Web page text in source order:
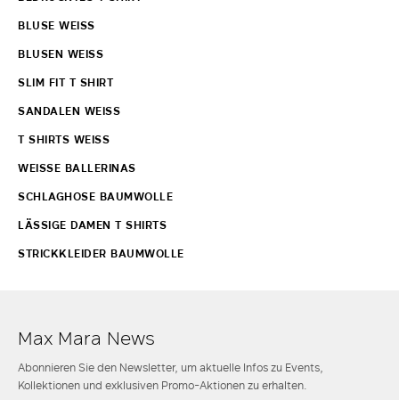
BLUSE WEISS
BLUSEN WEISS
SLIM FIT T SHIRT
SANDALEN WEISS
T SHIRTS WEISS
WEISSE BALLERINAS
SCHLAGHOSE BAUMWOLLE
LÄSSIGE DAMEN T SHIRTS
STRICKKLEIDER BAUMWOLLE
Max Mara News
Abonnieren Sie den Newsletter, um aktuelle Infos zu Events,
Kollektionen und exklusiven Promo-Aktionen zu erhalten.